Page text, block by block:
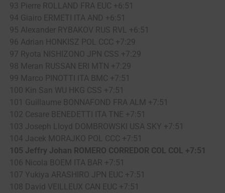
93 Pierre ROLLAND FRA EUC +6:51
94 Giairo ERMETI ITA AND +6:51
95 Alexander RYBAKOV RUS RVL +6:51
96 Adrian HONKISZ POL CCC +7:29
97 Ryota NISHIZONO JPN CSS +7:29
98 Meran RUSSAN ERI MTN +7:29
99 Marco PINOTTI ITA BMC +7:51
100 Kin San WU HKG CSS +7:51
101 Guillaume BONNAFOND FRA ALM +7:51
102 Cesare BENEDETTI ITA TNE +7:51
103 Joseph Lloyd DOMBROWSKI USA SKY +7:51
104 Jacek MORAJKO POL CCC +7:51
105 Jeffry Johan ROMERO CORREDOR COL COL +7:51
106 Nicola BOEM ITA BAR +7:51
107 Yukiya ARASHIRO JPN EUC +7:51
108 David VEILLEUX CAN EUC +7:51